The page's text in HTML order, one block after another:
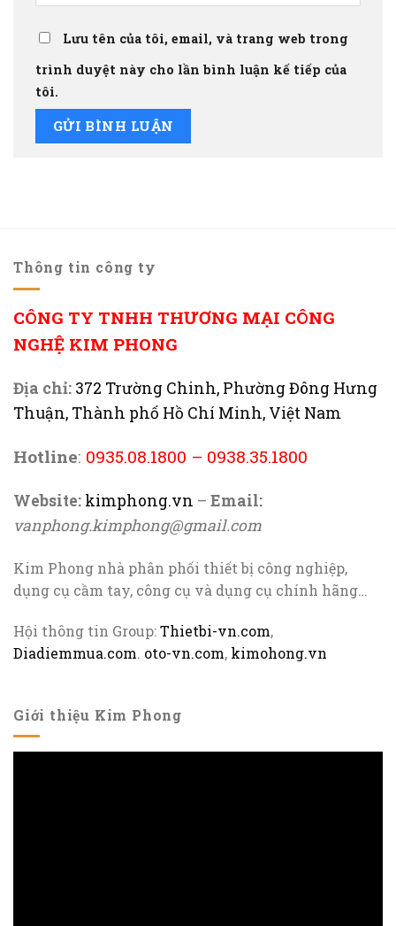
Lưu tên của tôi, email, và trang web trong
trình duyệt này cho lần bình luận kế tiếp của
tôi.
Thông tin công ty
CÔNG TY TNHH THƯƠNG MẠI CÔNG
NGHỆ KIM PHONG
Địa chỉ: 372 Trường Chinh, Phường Đông Hưng
Thuận, Thành phố Hồ Chí Minh, Việt Nam
Hotline: 0935.08.1800 – 0938.35.1800
Website: kimphong.vn – Email:
vanphong.kimphong@gmail.com
Kim Phong nhà phân phối thiết bị công nghiệp,
dụng cụ cầm tay, công cụ và dụng cụ chính hãng…
Hội thông tin Group:Thietbi-vn.com,
Diadiemmua.com. oto-vn.com, kimohong.vn
Giới thiệu Kim Phong